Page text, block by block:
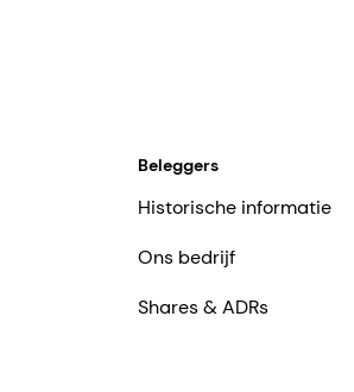
Beleggers
Historische informatie
Ons bedrijf
Shares & ADRs